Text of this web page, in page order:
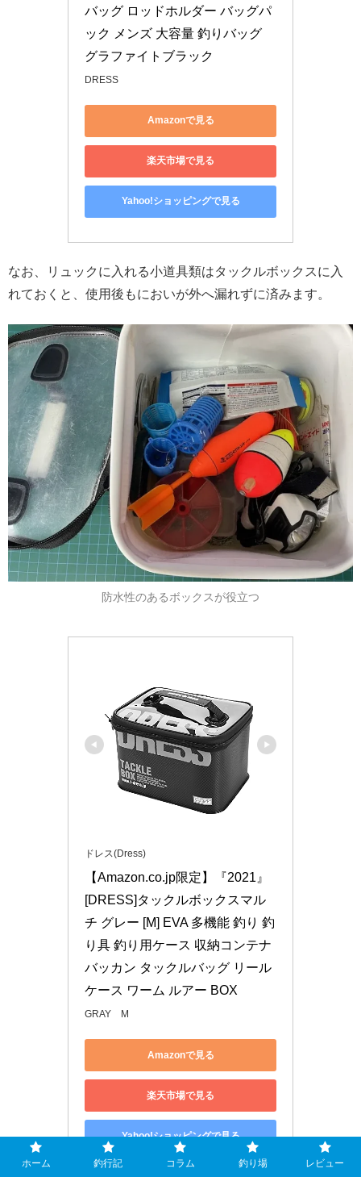
バッグ ロッドホルダー バッグパ
ック メンズ 大容量 釣りバッグ
グラファイトブラック
DRESS
Amazonで見る
楽天市場で見る
Yahoo!ショッピングで見る
なお、リュックに入れる小道具類はタックルボックスに入
れておくと、使用後もにおいが外へ漏れずに済みます。
防水性のあるボックスが役立つ
ドレス(Dress)
【Amazon.co.jp限定】『2021』
[DRESS]タックルボックスマル
チ グレー [M] EVA 多機能 釣り 釣
り具 釣り用ケース 収納コンテナ
バッカン タックルバッグ リール
ケース ワーム ルアー BOX
GRAY M
Amazonで見る
楽天市場で見る
Yahoo!ショッピングで見る
ホーム 釣行記 コラム 釣り場 レビュー